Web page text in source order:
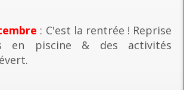
: C'est la rentrée ! Reprise
en piscine & des activités